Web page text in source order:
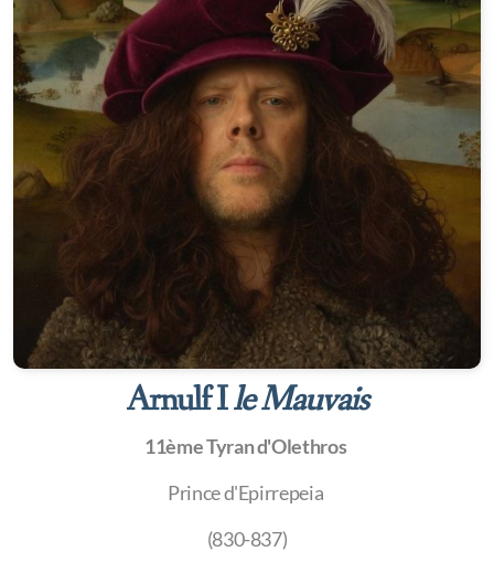
Arnulf Ile Mauvais
11ème Tyran d'Olethros
Prince d'Epirrepeia
(830-837)